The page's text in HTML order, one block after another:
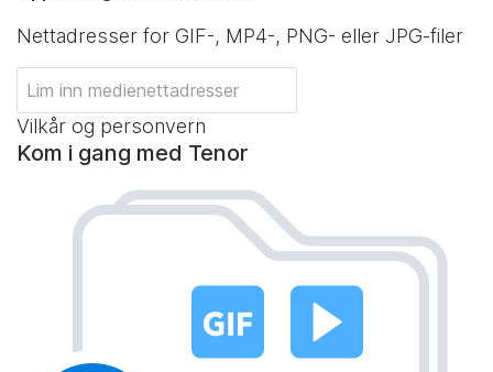
Nettadresser for GIF-, MP4-, PNG- eller JPG-filer
Vilkår og personvern
Kom i gang med Tenor